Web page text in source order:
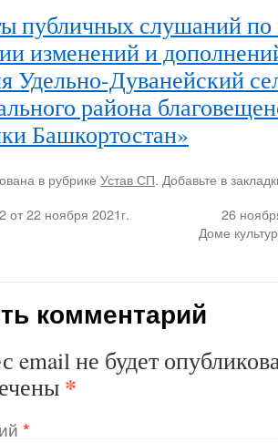
публичных слушаний
изменений и
Удельно-Дуванейский
района
Башкортостан»
в рубрике Устав СП. Добавьте в
от 22 ноября 2021г.
26
Доме
комментарий
email не будет
*
*